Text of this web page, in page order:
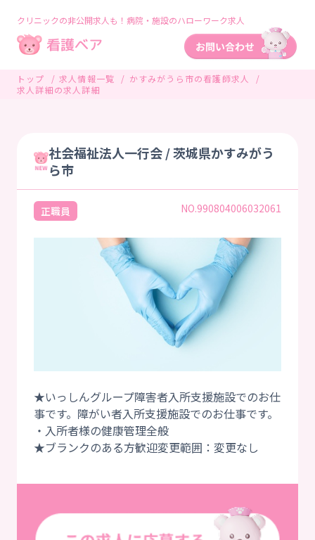
クリニックの非公開求人も！病院・施設のハローワーク求人
トップ 求人情報一覧
かすみがうら市の看護師求人
求人詳細の求人詳細
社会福祉法人一行会 / 茨城県かすみがう
ら市
正職員 NO.990804006032061
★いっしんグループ障害者入所支援施設でのお仕
事です。障がい者入所支援施設でのお仕事です。
・入所者様の健康管理全般